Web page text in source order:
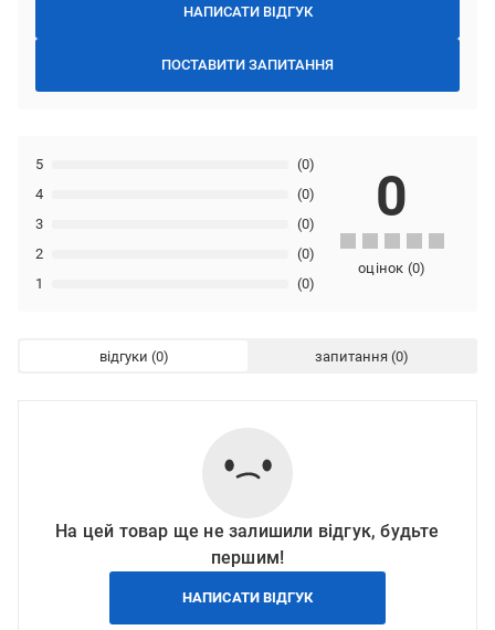
НАПИСАТИ ВІДГУК
ПОСТАВИТИ ЗАПИТАННЯ
1 (0)
2 (0)
3 (0)
4 (0)
5 (0)
0
оцінок (0)
відгуки запитання
На цей товар ще не залишили відгук, будьте
першим!
НАПИСАТИ ВІДГУК